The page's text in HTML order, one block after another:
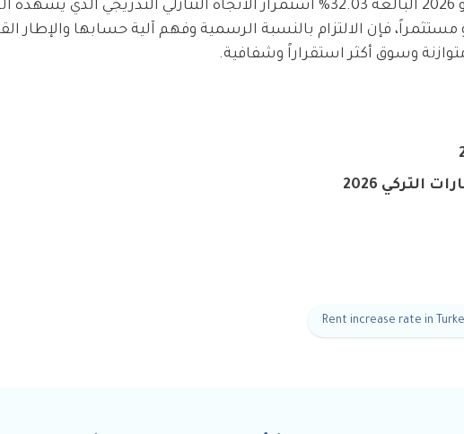
تؤكد نسبة زيادة الإيجار في تركيا لشهر يوليو 2026 البالغة 32.03% استمرار الاتجاه التنازلي التدريجي
فإن الالتزام بالنسبة الرسمية وفهم آلية حسابها والإطار
وسوق أكثر استقراراً وشفافية.
2026
Rent increase rate in